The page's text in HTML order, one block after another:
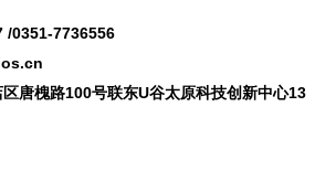
/0351-7736556
唐槐路100号联东U谷太原科技创新中心13